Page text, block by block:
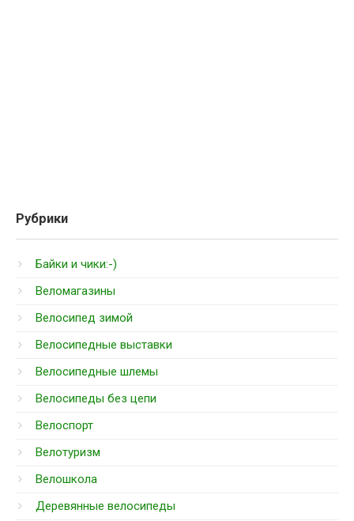
Рубрики
Байки и чики:-)
Веломагазины
Велосипед зимой
Велосипедные выставки
Велосипедные шлемы
Велосипеды без цепи
Велоспорт
Велотуризм
Велошкола
Деревянные велосипеды